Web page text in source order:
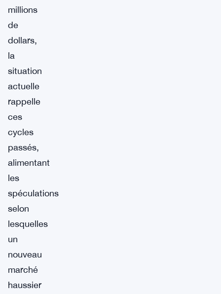
millions
de
dollars,
la
situation
actuelle
rappelle
ces
cycles
passés,
alimentant
les
spéculations
selon
lesquelles
un
nouveau
marché
haussier